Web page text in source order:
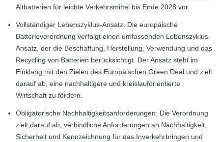
Altbatterien für leichte Verkehrsmittel bis Ende 2028 vor.
Vollständiger Lebenszyklus-Ansatz: Die europäische
Batterieverordnung verfolgt einen umfassenden Lebenszyklus-
Ansatz, der die Beschaffung, Herstellung, Verwendung und das
Recycling von Batterien berücksichtigt. Der Ansatz steht im
Einklang mit den Zielen des Europäischen Green Deal und zielt
darauf ab, eine nachhaltigere und kreislauforientierte
Wirtschaft zu fördern.
Obligatorische Nachhaltigkeitsanforderungen: Die Verordnung
zielt darauf ab, verbindliche Anforderungen an Nachhaltigkeit,
Sicherheit und Kennzeichnung für das Inverkehrbringen und